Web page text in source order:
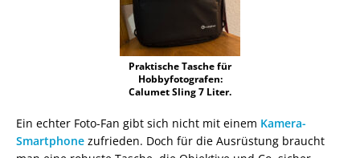
Praktische Tasche für
Hobbyfotografen:
Calumet Sling 7 Liter.
Ein echter Foto-Fan gibt sich nicht mit einem Kamera-
Smartphone zufrieden. Doch für die Ausrüstung braucht